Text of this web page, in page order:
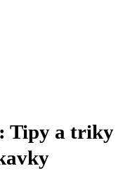
Tipy a triky